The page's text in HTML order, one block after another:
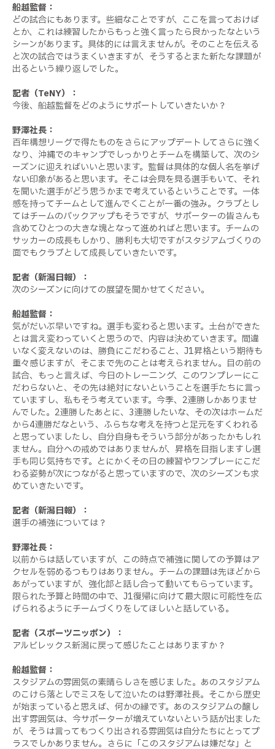
船越監督：
どの試合にもあります。些細なことですが、ここを言っておけば
とか、これは練習したからもっと強く言ったら良かったなという
シーンがあります。具体的には言えませんが。そのことを伝える
と次の試合ではうまくいきますが、そうするとまた新たな課題が
出るという繰り返しでした。
記者（TeNY）：
今後、船越監督をどのようにサポートしていきたいか？
野澤社長：
百年構想リーグで得たものをさらにアップデートしてさらに強く
なり、沖縄でのキャンプでしっかりとチームを構築して、次のシ
ーズンに迎えればいいと思います。監督は具体的な個人名を挙げ
ない印象があると思います。そこは会見を見る選手もいて、それ
を聞いた選手がどう思うかまで考えているということです。一体
感を持ってチームとして進んでくことが一番の強み。クラブとし
てはチームのバックアップもそうですが、サポーターの皆さんも
含めてひとつの大きな塊となって進めればと思います。チームの
サッカーの成長もしかり、勝利も大切ですがスタジアムづくりの
面でもクラブとして成長していきたいです。
記者（新潟日報）：
次のシーズンに向けての展望を聞かせてください。
船越監督：
気がだいぶ早いですね。選手も変わると思います。土台ができた
とは言え変わっていくと思うので、内容は決めていきます。間違
いなく変えないのは、勝負にこだわること、J1昇格という期待も
重々感じますが、そこまで先のことは考えられません。目の前の
試合、もっと言えば、今日のトレーニング、このワンプレーにこ
だわらないと、その先は絶対にないということを選手たちに言っ
ていますし、私もそう考えています。今季、2連勝しかありませ
んでした。2連勝したあとに、3連勝したいな、その次はホームだ
から4連勝だなという、ふらちな考えを持つと足元をすくわれる
と思っていましたし、自分自身もそういう部分があったかもしれ
ません。自分への戒めではありませんが、昇格を目指しますし選
手も同じ気持ちです。とにかくその日の練習やワンプレーにこだ
わる姿勢が次につながると思っていますので、次のシーズンも求
めていきたいです。
記者（新潟日報）：
選手の補強については？
野澤社長：
以前からは話していますが、この時点で補強に関しての予算はア
クセルを弱めるつもりはありません。チームの課題は先ほどから
あがっていますが、強化部と話し合って動いてもらっています。
限られた予算と時間の中で、J1復帰に向けて最大限に可能性を広
げられるようにチームづくりをしてほしいと話している。
記者（スポーツニッポン）：
アルビレックス新潟に戻って感じたことはありますか？
船越監督：
スタジアムの雰囲気の素晴らしさを感じました。あのスタジアム
のこけら落としでミスをして泣いたのは野澤社長。そこから歴史
が始まっていると思えば、何かの縁です。あのスタジアムの醸し
出す雰囲気は、今サポーターが増えていないという話が出ました
が、そうは言ってもつくり出される雰囲気は自分たちにとってプ
ラスでしかありません。さらに「このスタジアムは嫌だな」と